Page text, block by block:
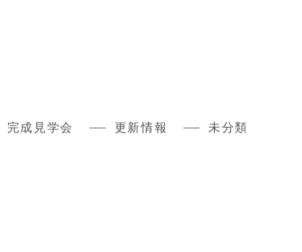
完成見学会 更新情報 未分類